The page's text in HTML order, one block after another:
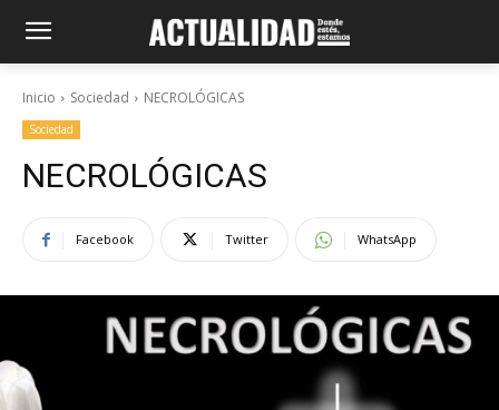
Inicio Sociedad NECROLÓGICAS
Sociedad
NECROLÓGICAS
Facebook Twitter WhatsApp